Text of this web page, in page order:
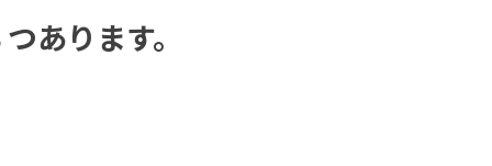
あります。